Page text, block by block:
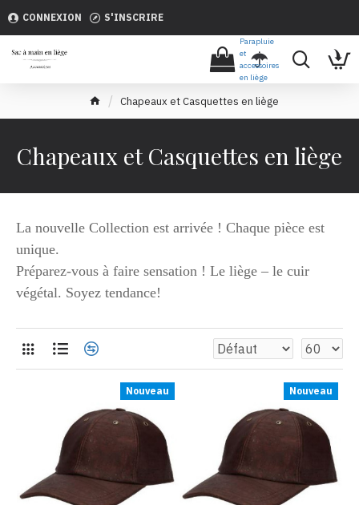
CONNEXION S'INSCRIRE
Parapluie
et
accessoires
en liège
Chapeaux et Casquettes en liège
Chapeaux et Casquettes en liège
La nouvelle Collection est arrivée ! Chaque pièce est
unique.
Préparez-vous à faire sensation ! Le liège – le cuir
végétal. Soyez tendance!
Nouveau Nouveau